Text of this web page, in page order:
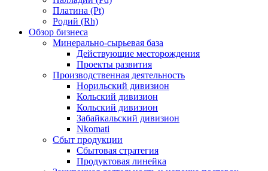
Платина (Pt)
Родий (Rh)
Обзор бизнеса
Минерально-сырьевая база
Действующие месторождения
Проекты развития
Производственная деятельность
Норильский дивизион
Кольский дивизион
Кольский дивизион
Забайкальский дивизион
Nkomati
Сбыт продукции
Сбытовая стратегия
Продуктовая линейка